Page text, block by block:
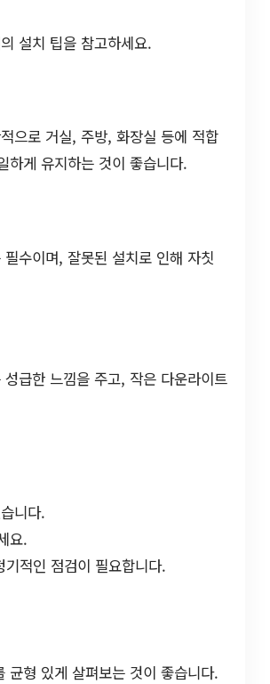
설치 팁을 참고하세요.
으로 거실, 주방, 화장실 등에 적합
하게 유지하는 것이 좋습니다.
수이며, 잘못된 설치로 인해 자칫
급한 느낌을 주고, 작은 다운라이트
니다.
요.
적인 점검이 필요합니다.
균형 있게 살펴보는 것이 좋습니다.